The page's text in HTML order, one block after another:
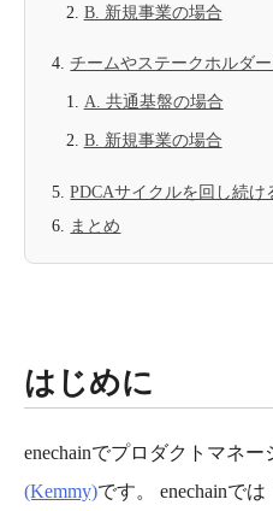
B. 新規事業の場合
チームやステークホルダ
A. 共通基盤の場合
B. 新規事業の場合
PDCAサイクルを回し続け
まとめ
はじめに
enechainでプロダクトマネ
(Kemmy)です。 enechainで